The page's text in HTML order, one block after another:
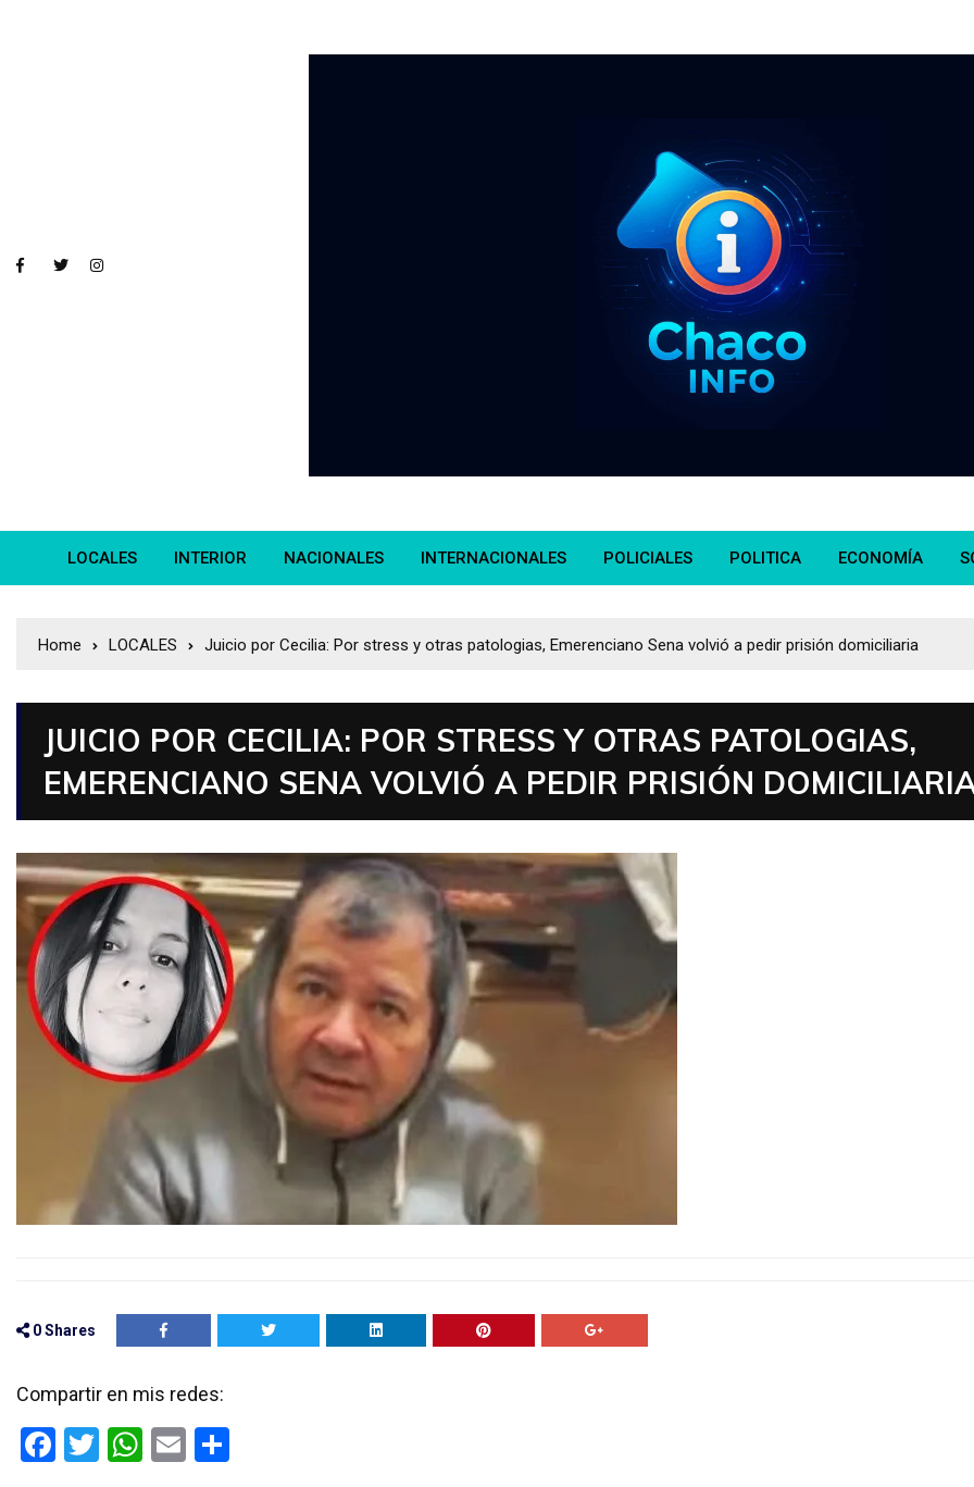
LOCALES INTERIOR NACIONALES INTERNACIONALES POLICIALES POLITICA ECONOMÍA
Home LOCALES Juicio por Cecilia: Por stress y otras patologias, Emerenciano Sena volvió a pedir prisión domiciliaria
JUICIO POR CECILIA: POR STRESS Y OTRAS PATOLOGIAS,
EMERENCIANO SENA VOLVIÓ A PEDIR PRISIÓN
0Shares
Compartir en mis redes:
F
T
W E